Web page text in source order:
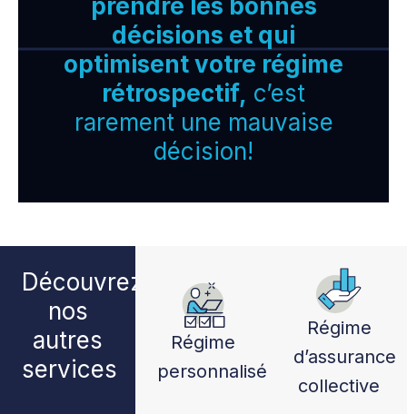
prendre les bonnes
décisions et qui
optimisent votre régime
rétrospectif, c’est
rarement une mauvaise
décision!
Découvrez
nos
autres
services
Régime
personnalisé
Régime
d’assurance
collective